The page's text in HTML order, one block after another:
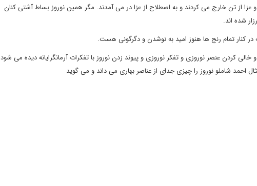
از تن خارج می کردند و به اصطلاح از عزا در می آمدند. مگر همین نوروز بساط آشتی کنان
شده اند.
در کنار تمام رنج ها هنوز امید به نوشدن و دگرگونی هست.
کردن عنصر نوروزی و تفکر نوروزی و پیوند زدن نوروز با تفکرات آرمانگرایانه دیده می شود
احمد شاملو نوروز را چیزی جدای از عناصر بهاری می داند و می گوید